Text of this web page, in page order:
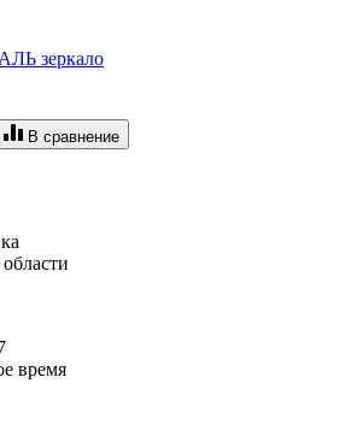
зеркало
В сравнение
время